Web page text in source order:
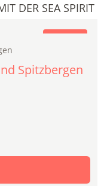
DER SEA SPIRIT
Expedition
Spitzbergen